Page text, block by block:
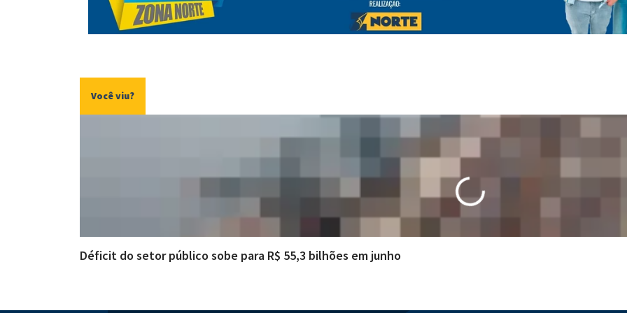
Você viu?
Déficit do setor público sobe para R$ 55,3 bilhões em junho